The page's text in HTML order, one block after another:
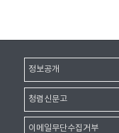
정보공개
청렴신문고
이메일무단수집거부